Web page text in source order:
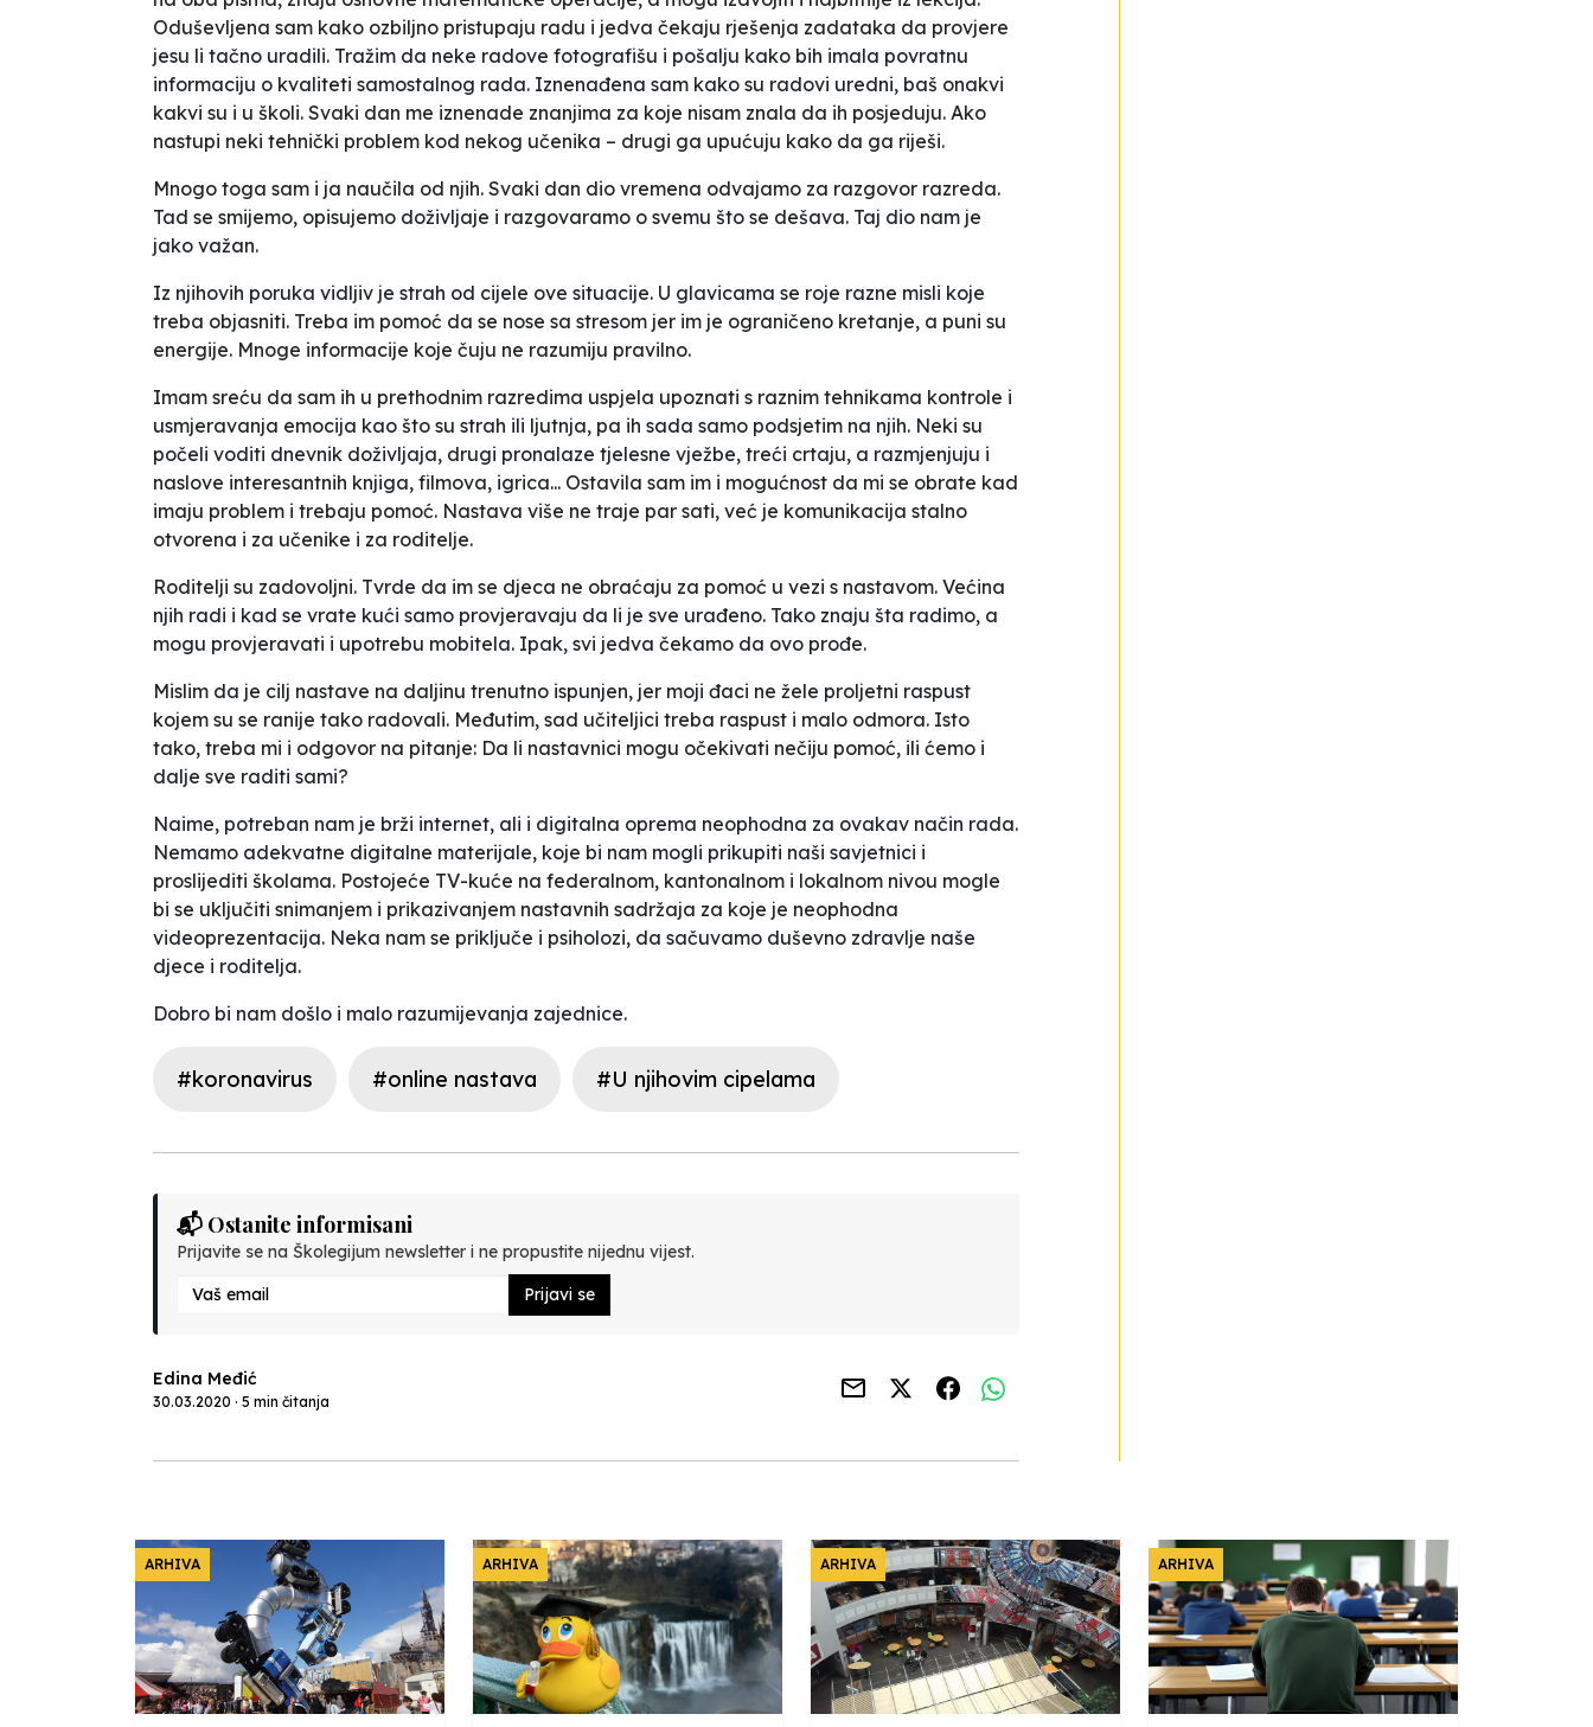
Oduševljena sam kako ozbiljno pristupaju radu i jedva čekaju rješenja zadataka da provjere
jesu li tačno uradili. Tražim da neke radove fotografišu i pošalju kako bih imala povratnu
informaciju o kvaliteti samostalnog rada. Iznenađena sam kako su radovi uredni, baš onakvi
kakvi su i u školi. Svaki dan me iznenade znanjima za koje nisam znala da ih posjeduju. Ako
nastupi neki tehnički problem kod nekog učenika – drugi ga upućuju kako da ga riješi.
Mnogo toga sam i ja naučila od njih. Svaki dan dio vremena odvajamo za razgovor razreda.
Tad se smijemo, opisujemo doživljaje i razgovaramo o svemu što se dešava. Taj dio nam je
jako važan.
Iz njihovih poruka vidljiv je strah od cijele ove situacije. U glavicama se roje razne misli koje
treba objasniti. Treba im pomoć da se nose sa stresom jer im je ograničeno kretanje, a puni su
energije. Mnoge informacije koje čuju ne razumiju pravilno.
Imam sreću da sam ih u prethodnim razredima uspjela upoznati s raznim tehnikama kontrole i
usmjeravanja emocija kao što su strah ili ljutnja, pa ih sada samo podsjetim na njih. Neki su
počeli voditi dnevnik doživljaja, drugi pronalaze tjelesne vježbe, treći crtaju, a razmjenjuju i
naslove interesantnih knjiga, filmova, igrica... Ostavila sam im i mogućnost da mi se obrate kad
imaju problem i trebaju pomoć. Nastava više ne traje par sati, već je komunikacija stalno
otvorena i za učenike i za roditelje.
Roditelji su zadovoljni. Tvrde da im se djeca ne obraćaju za pomoć u vezi s nastavom. Većina
njih radi i kad se vrate kući samo provjeravaju da li je sve urađeno. Tako znaju šta radimo, a
mogu provjeravati i upotrebu mobitela. Ipak, svi jedva čekamo da ovo prođe.
Mislim da je cilj nastave na daljinu trenutno ispunjen, jer moji đaci ne žele proljetni raspust
kojem su se ranije tako radovali. Međutim, sad učiteljici treba raspust i malo odmora. Isto
tako, treba mi i odgovor na pitanje: Da li nastavnici mogu očekivati nečiju pomoć, ili ćemo i
dalje sve raditi sami?
Naime, potreban nam je brži internet, ali i digitalna oprema neophodna za ovakav način rada.
Nemamo adekvatne digitalne materijale, koje bi nam mogli prikupiti naši savjetnici i
proslijediti školama. Postojeće TV-kuće na federalnom, kantonalnom i lokalnom nivou mogle
bi se uključiti snimanjem i prikazivanjem nastavnih sadržaja za koje je neophodna
videoprezentacija. Neka nam se priključe i psiholozi, da sačuvamo duševno zdravlje naše
djece i roditelja.
Dobro bi nam došlo i malo razumijevanja zajednice.
#koronavirus #online nastava #U njihovim cipelama
📬 Ostanite informisani
Prijavite se na Školegijum newsletter i ne propustite nijednu vijest.
Prijavi se
Edina Međić
30.03.2020 · 5 min čitanja
ARHIVA ARHIVA ARHIVA ARHIVA